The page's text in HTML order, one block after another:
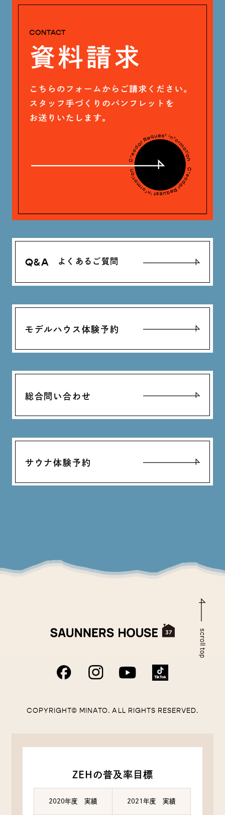
戸田 好紀 (81)
木村 珠梨音 (101)
神定 龍杜 (13)
Q&A よくあるご質問
モデルハウス体験予約
総合問い合わせ
サウナ体験予約
COPYRIGHT© MINATO. ALL RIGHTS RESERVED.
ZEHの普及率目標
2020年度 実績 2021年度 実績